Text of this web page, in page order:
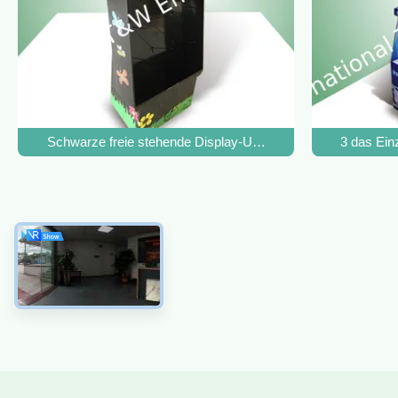
Schwarze freie stehende Display-Units haken 3 das